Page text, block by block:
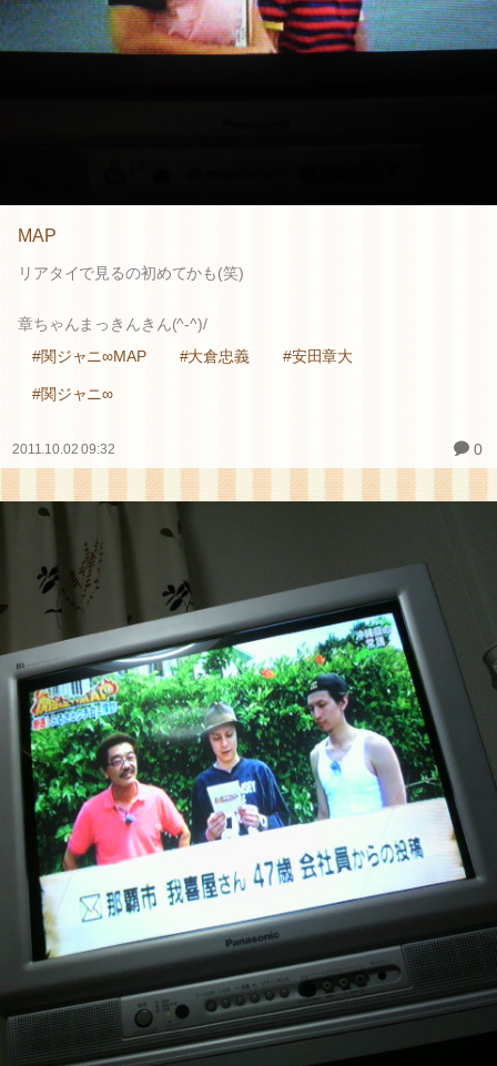
MAP
リアタイで見るの初めてかも(笑)
章ちゃんまっきんきん(^-^)/
#関ジャニ∞MAP
#大倉忠義 #安田章大
#関ジャニ∞
2011.10.02 09:32 0